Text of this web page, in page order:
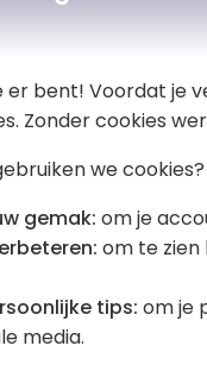
Gecertificeerd
OEKO-TEX
er bent! Voordat je
Zonder cookies
we cookies?
gemak: om je
om te zien
tips: om je
media.